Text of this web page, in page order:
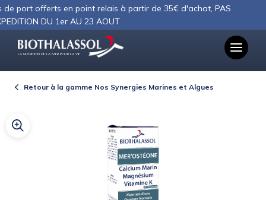
offerts en point relais à partir de 35€ d'achat, PAS
DU 1er AU 23 AOUT
LA NUTRITION DE LA MER POUR LA VIE
Retour à la gamme Nos Synergies Marines et Algues
Panneau de gestion des cookies